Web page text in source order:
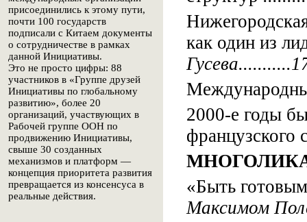
присоединились к этому пути,
почти 100 государств
подписали с Китаем документы
о сотрудничестве в рамках
данной Инициативы.
Это не просто цифры: 88
участников в «Группе друзей
Инициативы по глобальному
развитию», более 20
организаций, участвующих в
Рабочей группе ООН по
продвижению Инициативы,
свыше 30 созданных
механизмов и платформ —
концепция приоритета развития
превращается из консенсуса в
реальные действия.
как один из
2000-е годы
«Быть
Максимом